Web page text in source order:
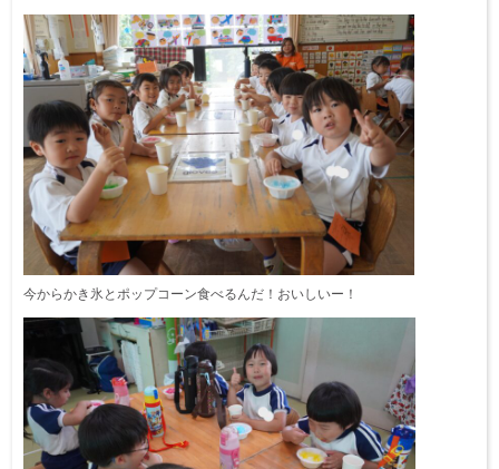
今からかき氷とポップコーン食べるんだ！おいしいー！